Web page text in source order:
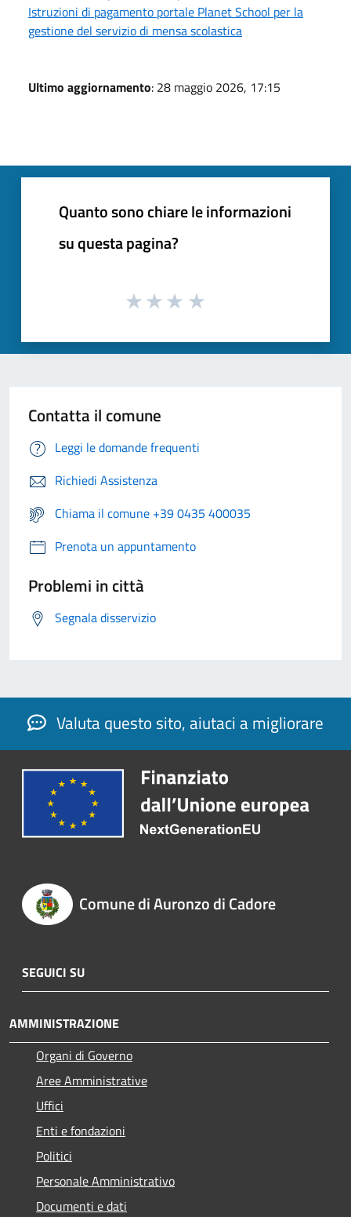
Istruzioni di pagamento portale Planet School per la
gestione del servizio di mensa scolastica
Ultimo aggiornamento: 28 maggio 2026, 17:15
Quanto sono chiare le informazioni
su questa pagina?
Contatta il comune
Leggi le domande frequenti
Richiedi Assistenza
Chiama il comune +39 0435 400035
Prenota un appuntamento
Problemi in città
Segnala disservizio
Valuta questo sito, aiutaci a migliorare
Comune di Auronzo di Cadore
SEGUICI SU
AMMINISTRAZIONE
Organi di Governo
Aree Amministrative
Uffici
Enti e fondazioni
Politici
Personale Amministrativo
Documenti e dati